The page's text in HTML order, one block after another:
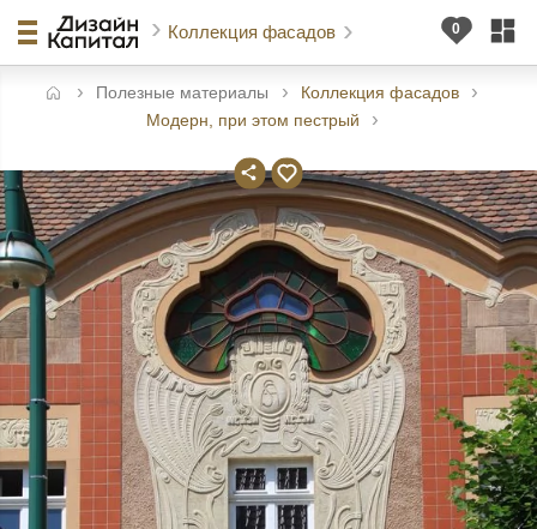
Коллекция фасадов
Полезные материалы
Коллекция фасадов
Модерн, при этом пестрый